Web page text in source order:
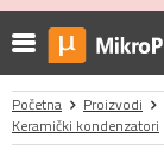
Početna Proizvodi
Keramički kondenzatori